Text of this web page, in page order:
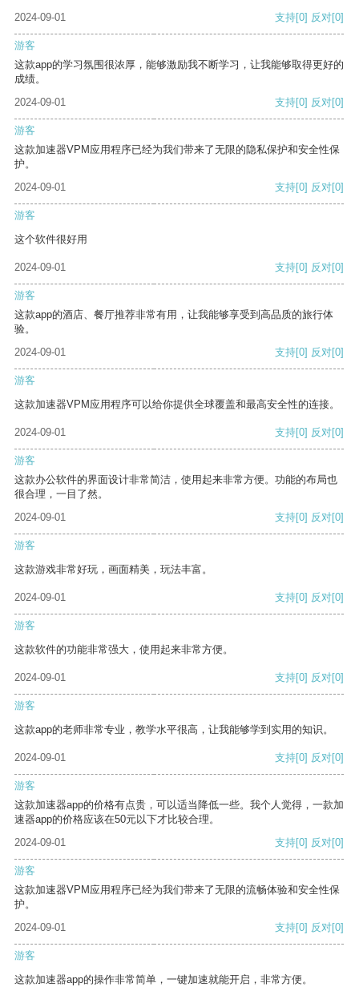
2024-09-01 支持[0] 反对[0]
游客
这款app的学习氛围很浓厚，能够激励我不断学习，让我能够取得更好的
成绩。
2024-09-01
支持[0] 反对[0]
游客
这款加速器VPM应用程序已经为我们带来了无限的隐私保护和安全性保
护。
2024-09-01
支持[0] 反对[0]
游客
这个软件很好用
2024-09-01 支持[0] 反对[0]
游客
这款app的酒店、餐厅推荐非常有用，让我能够享受到高品质的旅行体
验。
2024-09-01
支持[0] 反对[0]
游客
这款加速器VPM应用程序可以给你提供全球覆盖和最高安全性的连接。
2024-09-01 支持[0] 反对[0]
游客
这款办公软件的界面设计非常简洁，使用起来非常方便。功能的布局也
很合理，一目了然。
2024-09-01
支持[0] 反对[0]
游客
这款游戏非常好玩，画面精美，玩法丰富。
2024-09-01 支持[0] 反对[0]
游客
这款软件的功能非常强大，使用起来非常方便。
2024-09-01 支持[0] 反对[0]
游客
这款app的老师非常专业，教学水平很高，让我能够学到实用的知识。
2024-09-01 支持[0] 反对[0]
游客
这款加速器app的价格有点贵，可以适当降低一些。我个人觉得，一款加
速器app的价格应该在50元以下才比较合理。
2024-09-01
支持[0] 反对[0]
游客
这款加速器VPM应用程序已经为我们带来了无限的流畅体验和安全性保
护。
2024-09-01
支持[0] 反对[0]
游客
这款加速器app的操作非常简单，一键加速就能开启，非常方便。